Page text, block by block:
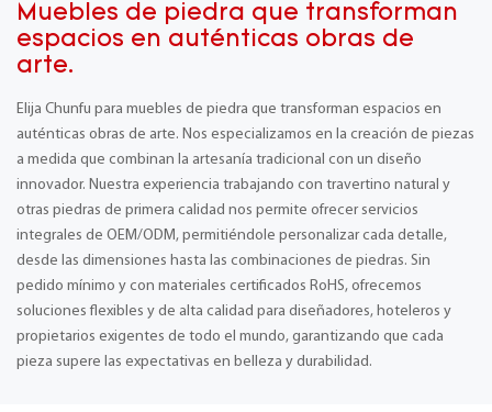
Muebles de piedra que transforman
espacios en auténticas obras de
arte.
Elija Chunfu para muebles de piedra que transforman espacios en
auténticas obras de arte. Nos especializamos en la creación de piezas
a medida que combinan la artesanía tradicional con un diseño
innovador. Nuestra experiencia trabajando con travertino natural y
otras piedras de primera calidad nos permite ofrecer servicios
integrales de OEM/ODM, permitiéndole personalizar cada detalle,
desde las dimensiones hasta las combinaciones de piedras. Sin
pedido mínimo y con materiales certificados RoHS, ofrecemos
soluciones flexibles y de alta calidad para diseñadores, hoteleros y
propietarios exigentes de todo el mundo, garantizando que cada
pieza supere las expectativas en belleza y durabilidad.